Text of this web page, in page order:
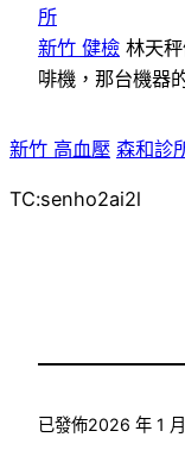
所
新竹 健檢 林天
啡機，那台機器
新竹 高血壓 森和診
TC:senho2ai2l
已發佈2026 年 1